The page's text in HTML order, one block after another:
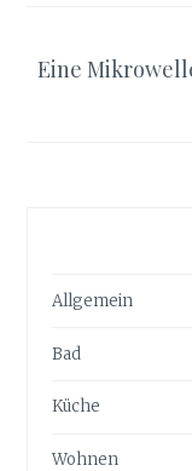
Eine
Allgemein
Bad
Küche
Wohnen